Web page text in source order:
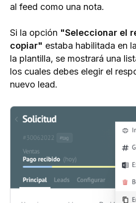
al feed como una nota.
Si la opción "Seleccionar el
copiar" estaba habilitada en
la plantilla, se mostrará una
los cuales debes elegir el
nuevo lead.